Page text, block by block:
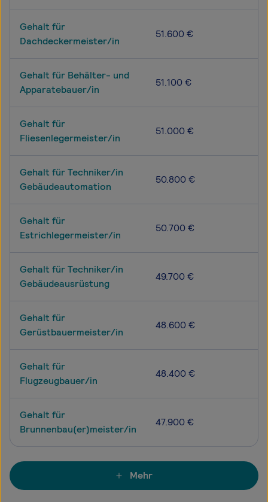
Gehalt für
Dachdeckermeister/in
51.600 €
Gehalt für Behälter- und
Apparatebauer/in
51.100 €
Gehalt für
Fliesenlegermeister/in
51.000 €
Gehalt für Techniker/in
Gebäudeautomation
50.800 €
Gehalt für
Estrichlegermeister/in
50.700 €
Gehalt für Techniker/in
Gebäudeausrüstung
49.700 €
Gehalt für
Gerüstbauermeister/in
48.600 €
Gehalt für
Flugzeugbauer/in
48.400 €
Gehalt für
Brunnenbau(er)meister/in
47.900 €
Mehr